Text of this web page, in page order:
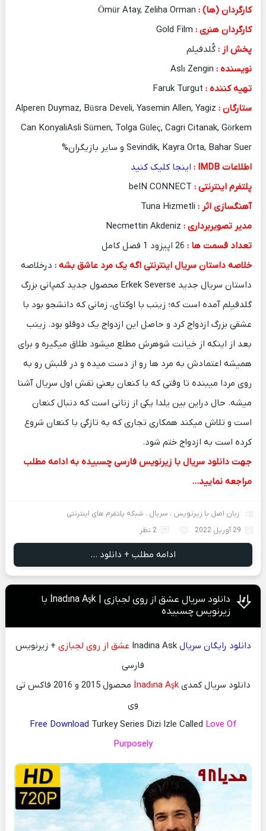
کارگردان (ها) :Ömür Atay, Zeliha Orman
کارگردان هنری :Gold Film
پخش از :گُلدفیلم
نویسنده :Aslı Zengin
تهیه کننده :Faruk Turgut
ستارگان : Alperen Duymaz, Büsra Develi, Yasemin Allen, Yagiz
Can KonyaliAsli Sümen, Tolga Güleç, Cagri Citanak, Görkem
Sevindik, Kayra Orta, Bahar Suer و سایر بازیگران%
اطلاعات IMDB :
اینجا کلیک کنید
پلتفرم اینترنتی :beIN CONNECT
آهنگسازی اثر :Tuna Hizmetli
مدیر تصویربرداری :Necmettin Akdeniz
تعداد قسمت ها :26 اپیزود 1 فصل کامل
خلاصه داستان سریال اینترنتی اگه یک مرد عاشق بشه :درخلاصه
داستان سریال جدید Erkek Severse محصول جدید کمپانی بزرگ
گلدفیلم آمده است که؛ زینب با اوکتای، زمانی که دانشجو بود با
عشقی بزرگ ازدواج کرد و حاصل این ازدواج یک دوقلو بود. زینب
بعد از اینکه از خیانت شوهرش مطلع میشود طلاق میگیره و برای
همیشه اعتمادش به مرد ها رو از دست میده و در قلبش رو به
روی مردا میبنده تا وقتی که با کنعان یعنی نقش اول سریال آشنا
میشه. حال دراین بین یلدا یکی از زنانی است که دنبال کنعان
است و تلاش میکند همکاری تجاری که به تازگی با کنعان شروع
کرده است به ازدواج ختم شود.
جهت دانلود سریال با زیرنویس فارسی چسبیده به ادامه مطلب
مراجعه نمایید…
زبان اصل با زیرنویس ، سریال ، شبکه پلتفرم های اینترنتی
29 آوریل 2022
2 نظر
ادامه مطلب + دانلود ...
دانلود سریال عشق از روی لجبازی | İnadına Aşk با
زیرنویس چسبیده
دانلود رایگان سریال Inadina Ask عشق از روی لجبازی + زیرنویس
فارسی
دانلود سریال کمدیİnadına Aşk
محصول 2015 و 2016 فاکس تی
وی
Free Download Turkey Series Dizi Izle Called Love Of
Purposely